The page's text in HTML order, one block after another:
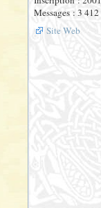
Messages : 3 412
Site Web